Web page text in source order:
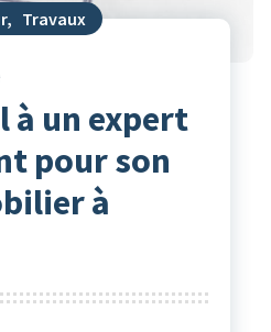
, Travaux
à un expert
pour son
à